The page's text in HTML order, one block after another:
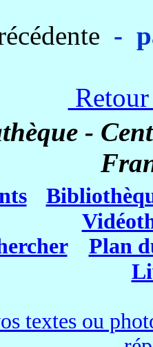
-
-
Plan
textes ou